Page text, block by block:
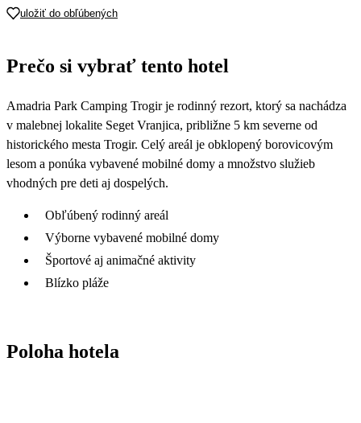
17
541
387 381 376 376 376
355
uložiť do obľúbených
Prečo si vybrať tento hotel
Amadria Park Camping Trogir je rodinný rezort, ktorý sa nachádza
v malebnej lokalite Seget Vranjica, približne 5 km severne od
historického mesta Trogir. Celý areál je obklopený borovicovým
lesom a ponúka vybavené mobilné domy a množstvo služieb
vhodných pre deti aj dospelých.
Obľúbený rodinný areál
Výborne vybavené mobilné domy
Športové aj animačné aktivity
Blízko pláže
Poloha hotela